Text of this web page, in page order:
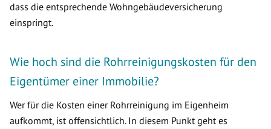
dass die entsprechende Wohngebäudeversicherung
einspringt.
Wie hoch sind die Rohrreinigungskosten für den
Eigentümer einer Immobilie?
Wer für die Kosten einer Rohrreinigung im Eigenheim
aufkommt, ist offensichtlich. In diesem Punkt geht es